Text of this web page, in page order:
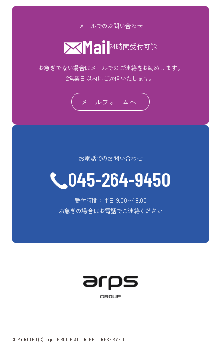
メールでのお問い合わせ
Mail24時間受付可能
お急ぎでない場合はメールでのご連絡をお勧めします。
2営業日以内にご返信いたします。
メールフォームへ
お電話でのお問い合わせ
045-264-9450
受付時間：平日 9:00〜18:00
お急ぎの場合はお電話でご連絡ください
COPYRIGHT(C) arps GROUP.ALL RIGHT RESERVED.